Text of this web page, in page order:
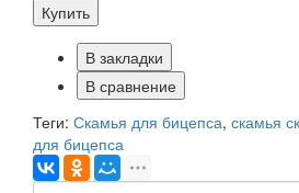
Купить
В закладки
В сравнение
Теги: Скамья для бицепса, скамья
для бицепса